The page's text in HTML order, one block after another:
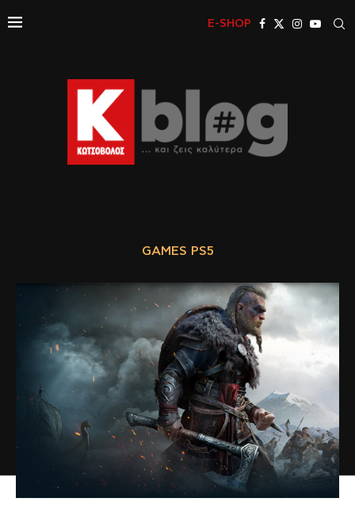
E-SHOP
GAMES PS5